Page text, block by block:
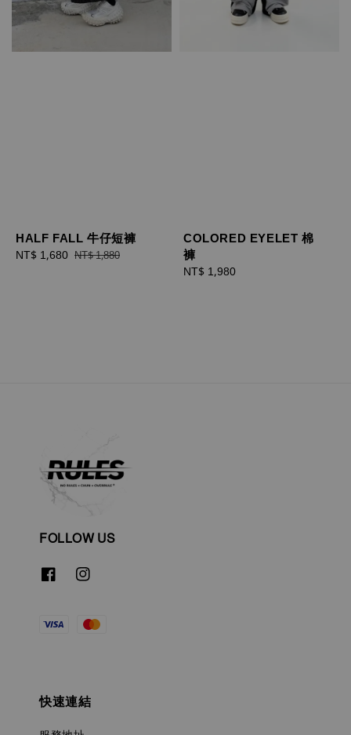
HALF FALL 牛仔短褲
Sale
NT$ 1,680 Regular
NT$ 1,880
COLORED EYELET 棉
褲
Regular
NT$ 1,980
FOLLOW US
快速連結